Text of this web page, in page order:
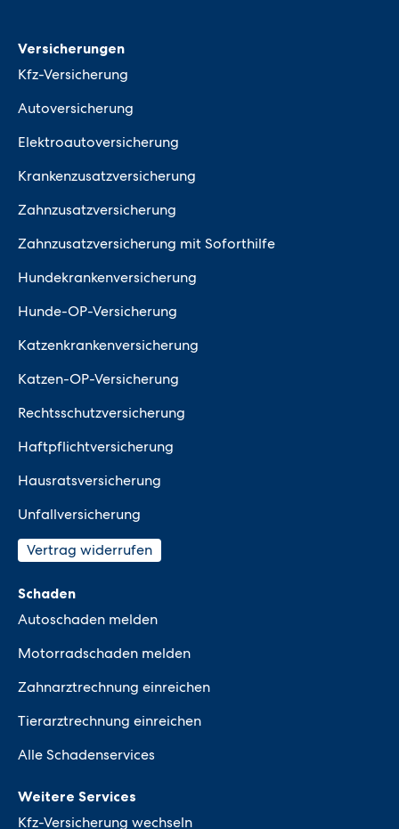
Versicherungen
Kfz-Versicherung
Autoversicherung
Elektroautoversicherung
Krankenzusatzversicherung
Zahnzusatzversicherung
Zahnzusatzversicherung mit Soforthilfe
Hundekrankenversicherung
Hunde-OP-Versicherung
Katzenkrankenversicherung
Katzen-OP-Versicherung
Rechtsschutzversicherung
Haftpflichtversicherung
Hausratsversicherung
Unfallversicherung
Vertrag widerrufen
Schaden
Autoschaden melden
Motorradschaden melden
Zahnarztrechnung einreichen
Tierarztrechnung einreichen
Alle Schadenservices
Weitere Services
Kfz-Versicherung wechseln